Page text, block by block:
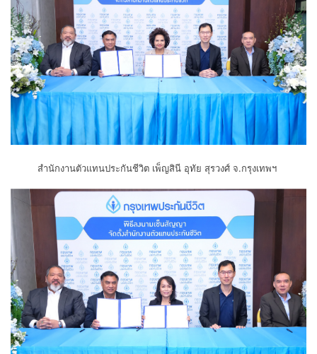
สำนักงานตัวแทนประกันชีวิต เพ็ญสินี อุทัย สุรวงศ์ จ.กรุงเทพฯ ​